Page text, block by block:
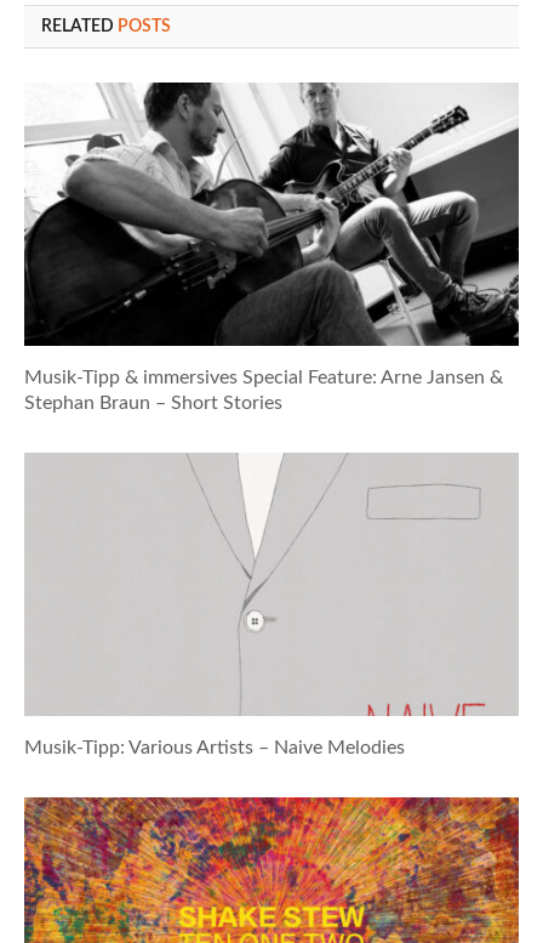
RELATED POSTS
Musik-Tipp & immersives Special Feature: Arne Jansen &
Stephan Braun – Short Stories
Musik-Tipp: Various Artists – Naive Melodies